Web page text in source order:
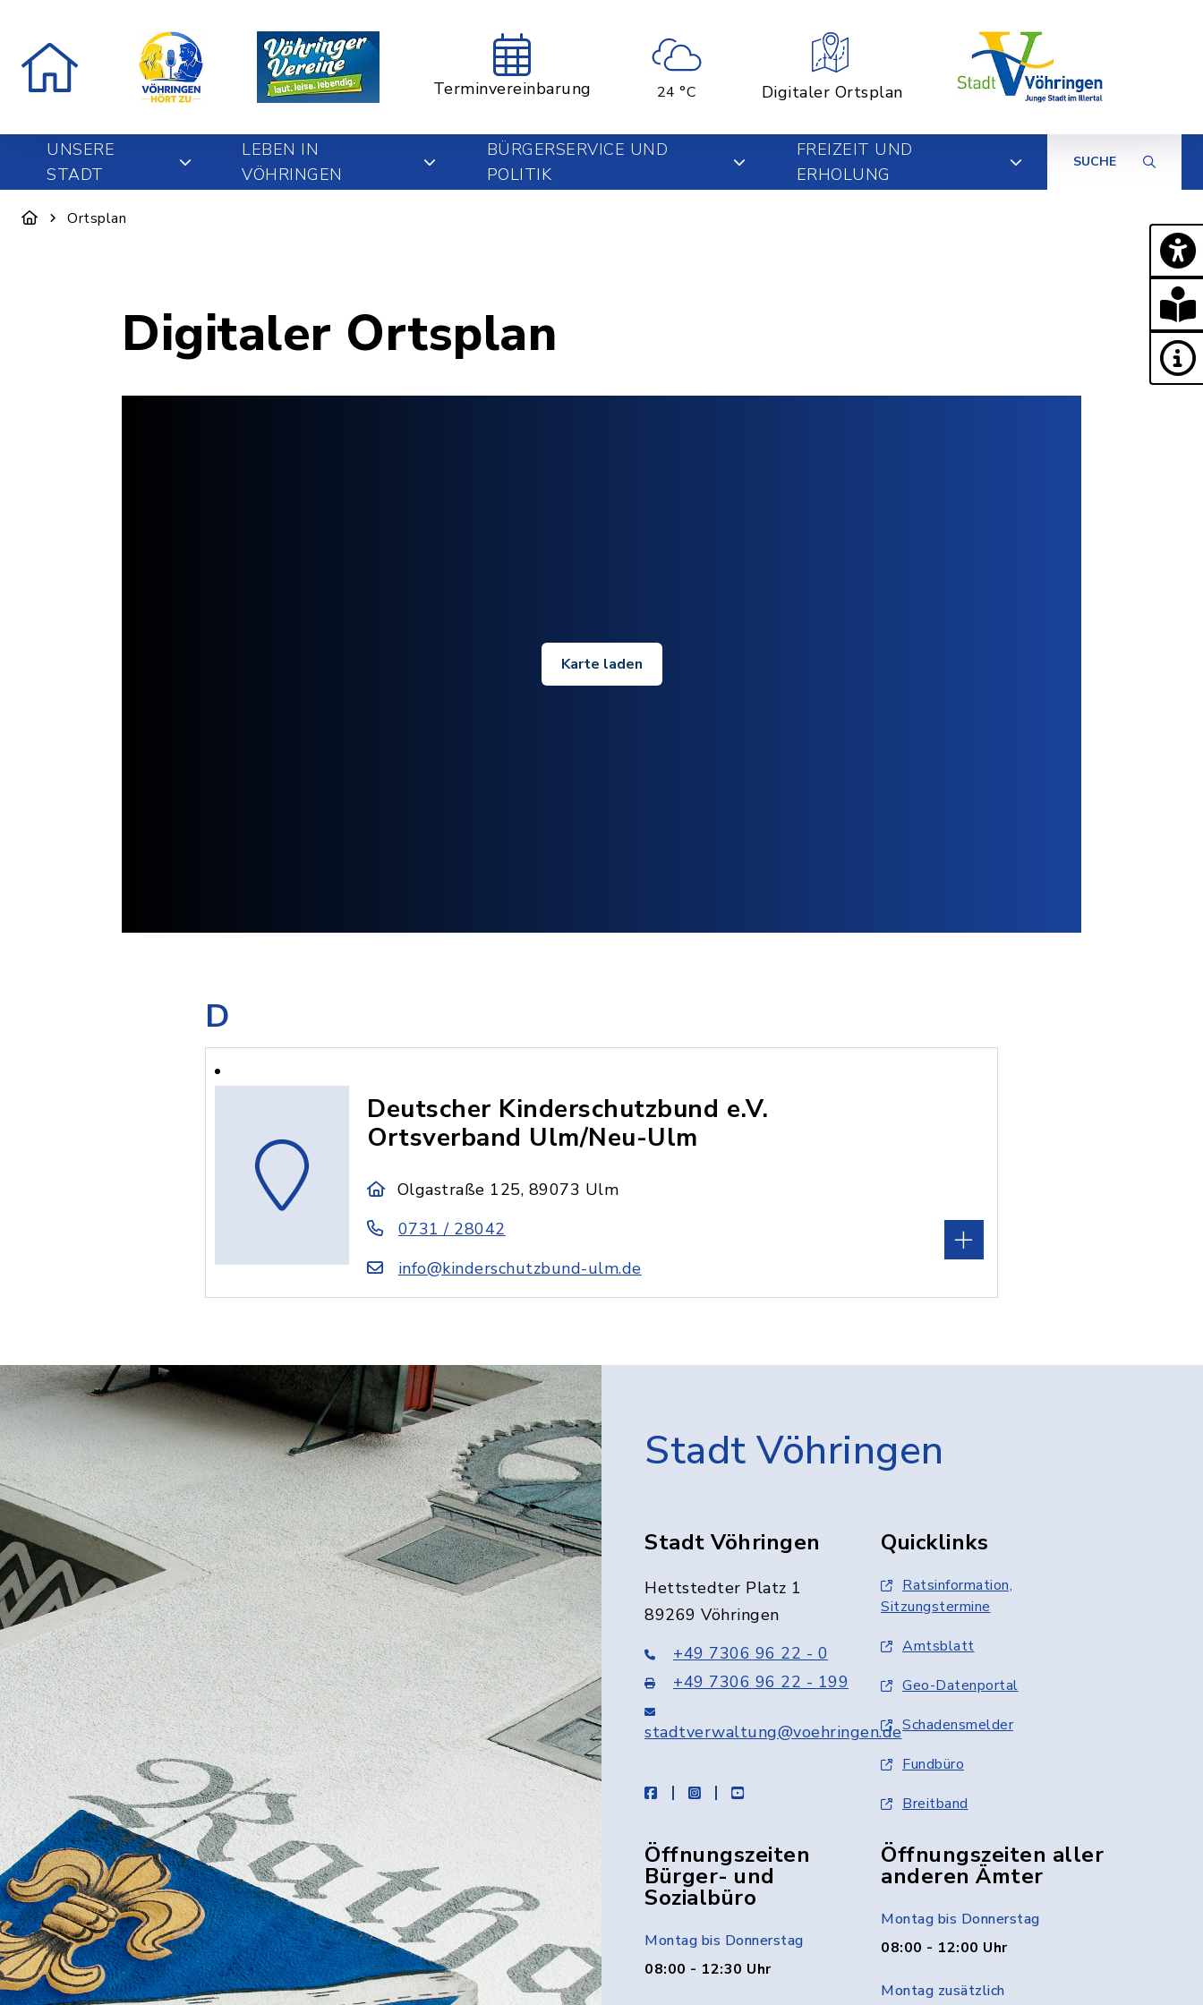
Terminvereinbarung 24 °C Digitaler Ortsplan
UNSERE
STADT
LEBEN IN
VÖHRINGEN
BÜRGERSERVICE UND
POLITIK
FREIZEIT UND
ERHOLUNG
SUCHE
Ortsplan
Digitaler Ortsplan
Karte laden
D
Deutscher Kinderschutzbund e.V.
Ortsverband Ulm/Neu-Ulm
Olgastraße 125, 89073 Ulm
0731 / 28042
info@kinderschutzbund-ulm.de
Stadt Vöhringen
Stadt Vöhringen
Hettstedter Platz 1
89269 Vöhringen
+49 7306 96 22 - 0
+49 7306 96 22 - 199
stadtverwaltung@voehringen.de
facebookinstagramyoutube
Quicklinks
Ratsinformation,
Sitzungstermine
Amtsblatt
Geo-Datenportal
Schadensmelder
Fundbüro
Breitband
Öffnungszeiten
Bürger- und
Sozialbüro
Montag bis Donnerstag
08:00 - 12:30 Uhr
Öffnungszeiten aller
anderen Ämter
Montag bis Donnerstag
08:00 - 12:00 Uhr
Montag zusätzlich